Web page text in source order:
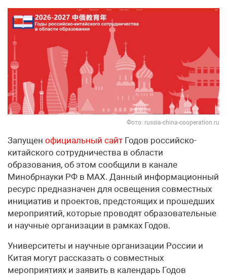
Фото: russia-china-cooperation.ru
Запущен официальный сайт Годов российско-
китайского сотрудничества в области
образования, об этом сообщили в канале
Минобрнауки РФ в МАХ. Данный информационный
ресурс предназначен для освещения совместных
инициатив и проектов, предстоящих и прошедших
мероприятий, которые проводят образовательные
и научные организации в рамках Годов.
Университеты и научные организации России и
Китая могут рассказать о совместных
мероприятиях и заявить в календарь Годов